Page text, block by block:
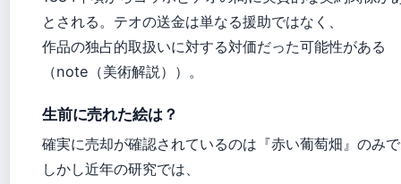
とされる。テオの送金は単なる援助ではなく、
作品の独占的取扱いに対する対価だった可能性がある
（note（美術解説））。
生前に売れた絵は？
確実に売却が確認されているのは『赤い葡萄畑』のみ
しかし近年の研究では、